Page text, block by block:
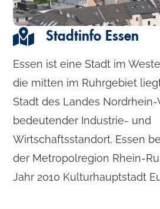
Stadtinfo Essen
Essen ist eine Stadt im
die mitten im Ruhrgebiet
Stadt des Landes
bedeutender Industrie- und
Wirtschaftsstandort. Essen
der Metropolregion Rhein-
Jahr 2010 Kulturhauptstadt